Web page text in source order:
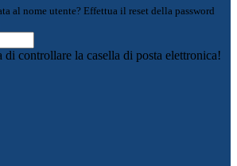
al nome utente? Effettua il reset della password
controllare la casella di posta elettronica!